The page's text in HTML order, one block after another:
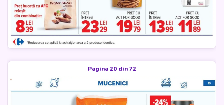
Pagina 20 din 72